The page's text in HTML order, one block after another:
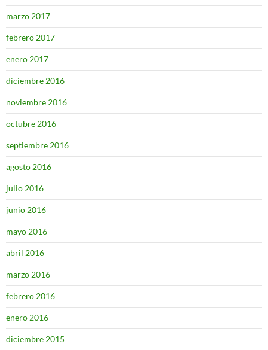
marzo 2017
febrero 2017
enero 2017
diciembre 2016
noviembre 2016
octubre 2016
septiembre 2016
agosto 2016
julio 2016
junio 2016
mayo 2016
abril 2016
marzo 2016
febrero 2016
enero 2016
diciembre 2015